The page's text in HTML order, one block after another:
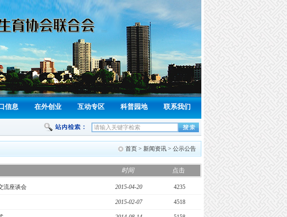
信息 在外创业 互动专区 科普园地 联系我们
首页 > 新闻资讯 > 公示公告
点击
时间
4235
2015-04-20
流座谈会
4518
2015-02-07